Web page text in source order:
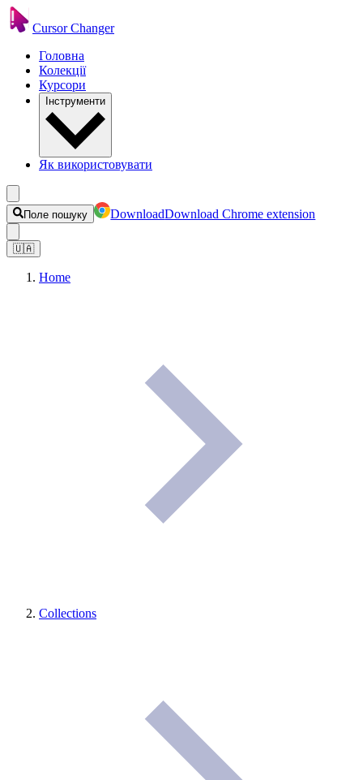
Cursor Changer
Головна
Колекції
Курсори
Інструменти
Як використовувати
Поле пошуку DownloadDownload Chrome extension
🇺🇦
Home
Collections